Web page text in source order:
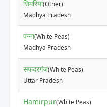
सिमरिया(Other)
Madhya Pradesh
पन्ना(White Peas)
Madhya Pradesh
सफदरगंज(White Peas)
Uttar Pradesh
Hamirpur(White Peas)